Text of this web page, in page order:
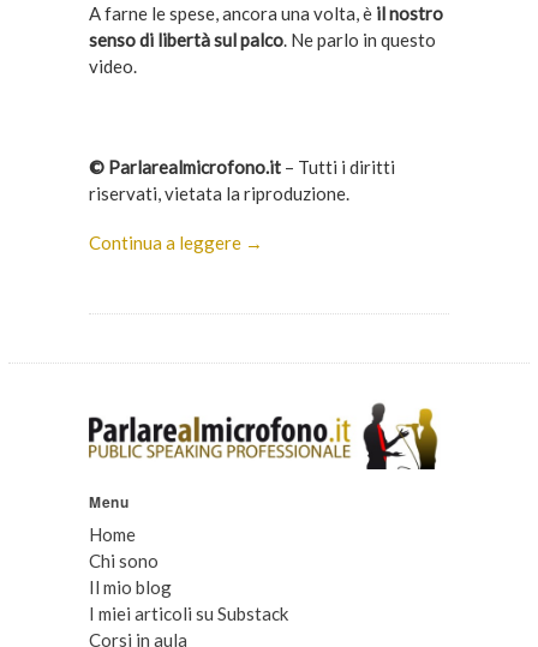
A farne le spese, ancora una volta, è il nostro
senso di libertà sul palco. Ne parlo in questo
video.
© Parlarealmicrofono.it– Tutti i diritti
riservati, vietata la riproduzione.
Continua a leggere →
Menu
Home
Chi sono
Il mio blog
I miei articoli su Substack
Corsi in aula